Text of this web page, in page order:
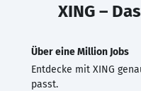
XING –
Über eine Million Jobs
Entdecke mit XING
passt.